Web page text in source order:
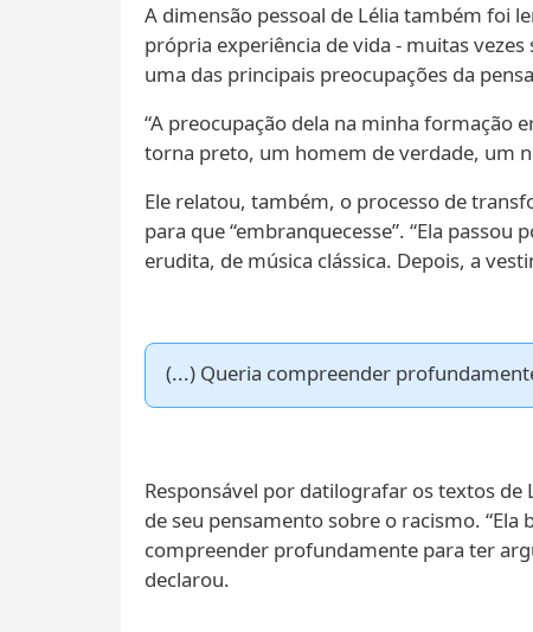
A dimensão pessoal de Lélia também foi
própria experiência de vida - muitas
uma das principais preocupações da
“A preocupação dela na minha formação
torna preto, um homem de verdade, um
Ele relatou, também, o processo de
para que “embranquecesse”. “Ela
erudita, de música clássica. Depois, a
(...) Queria compreender
Responsável por datilografar os textos
de seu pensamento sobre o racismo.
compreender profundamente para ter
declarou.